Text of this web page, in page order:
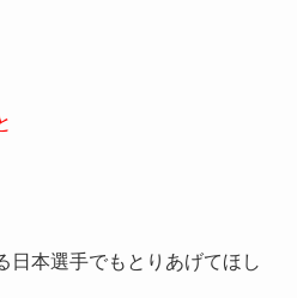
日本選手でもとりあげてほし